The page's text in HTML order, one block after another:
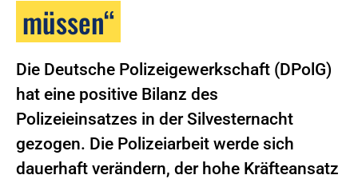
müssen“
Die Deutsche Polizeigewerkschaft (DPolG)
hat eine positive Bilanz des
Polizeieinsatzes in der Silvesternacht
gezogen. Die Polizeiarbeit werde sich
dauerhaft verändern, der hohe Kräfteansatz